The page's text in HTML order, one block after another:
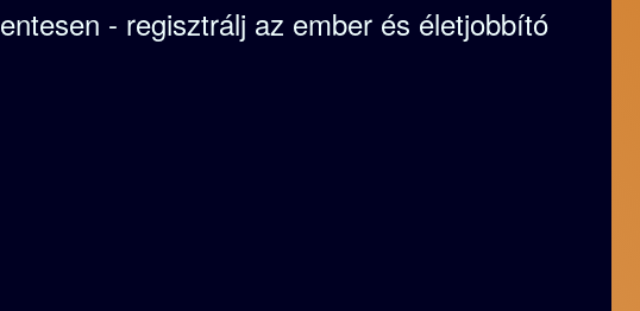
- regisztrálj az ember és életjobbító